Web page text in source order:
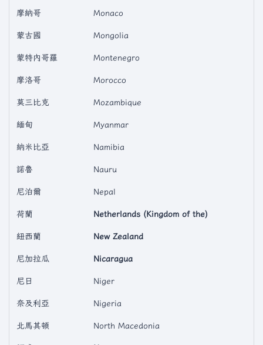
摩納哥 Monaco
蒙古國 Mongolia
蒙特內哥羅 Montenegro
摩洛哥 Morocco
莫三比克 Mozambique
緬甸 Myanmar
納米比亞 Namibia
諾魯 Nauru
尼泊爾 Nepal
荷蘭 Netherlands (Kingdom of the)
紐西蘭 New Zealand
尼加拉瓜 Nicaragua
尼日 Niger
奈及利亞 Nigeria
北馬其頓 North Macedonia